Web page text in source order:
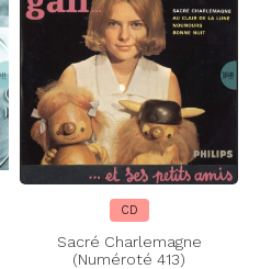
CD
Sacré Charlemagne
(Numéroté 413)